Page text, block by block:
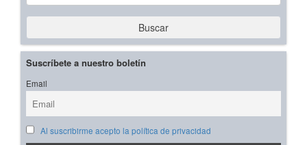
Buscar
Suscríbete a nuestro boletín
Email
Al suscribirme acepto la política de privacidad